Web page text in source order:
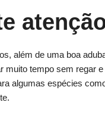
além de uma boa
muito tempo sem regar
algumas espécies